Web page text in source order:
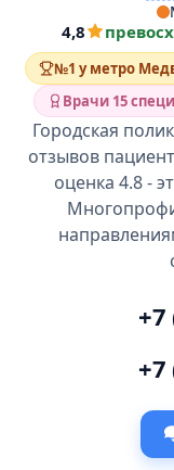
4,8
№1 у метро
Врачи 15
Городская
отзывов
оценка 4.8 -
+7
+7